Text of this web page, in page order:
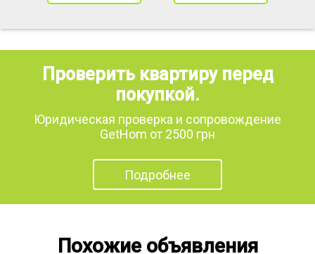
Проверить квартиру перед
покупкой.
Юридическая проверка и сопровождение
GetHom от 2500 грн
Подробнее
Похожие объявления